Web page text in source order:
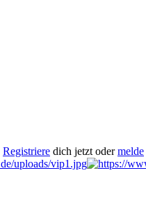
Registriere dich jetzt odermelde